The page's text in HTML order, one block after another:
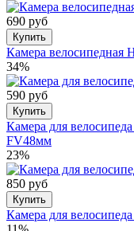
690 руб
Купить
Камера велосипедная
34%
590 руб
Купить
Камера для
FV48мм
23%
850 руб
Купить
Камера для